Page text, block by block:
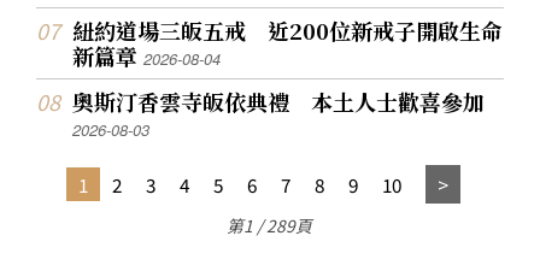
紐約道場三皈五戒 近200位新戒子開啟生命
新篇章2026-08-04
奧斯汀香雲寺皈依典禮 本土人士歡喜參加
2026-08-03
1 2 3 4 5 6 7 8 9 10
第1 / 289頁